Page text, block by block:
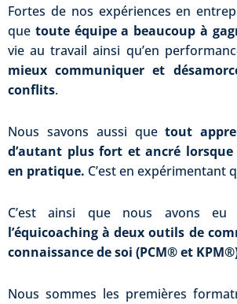
Fortes de nos expériences en
que toute équipe a beaucoup à
vie au travail ainsi qu’en
mieux communiquer et
conflits.
Nous savons aussi quetout
d’autant plus fort et ancré
en pratique. C’est en expérimentant
C’est ainsi que nous avons eu
l’équicoaching à deux outils de
connaissance de soi (PCM® et
Nous sommes les premières